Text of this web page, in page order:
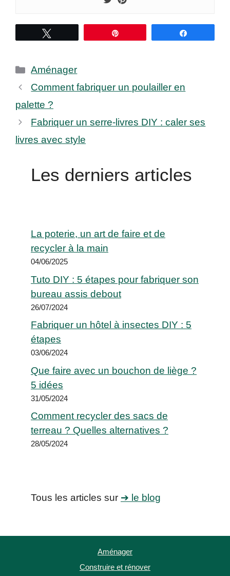
Catégories
Aménager
Comment fabriquer un poulailler en
palette ?
Fabriquer un serre-livres DIY : caler ses
livres avec style
Les derniers articles
La poterie, un art de faire et de
recycler à la main
04/06/2025
Tuto DIY : 5 étapes pour fabriquer son
bureau assis debout
26/07/2024
Fabriquer un hôtel à insectes DIY : 5
étapes
03/06/2024
Que faire avec un bouchon de liège ?
5 idées
31/05/2024
Comment recycler des sacs de
terreau ? Quelles alternatives ?
28/05/2024
Tous les articles sur ➔ le blog
Aménager
Construire et rénover